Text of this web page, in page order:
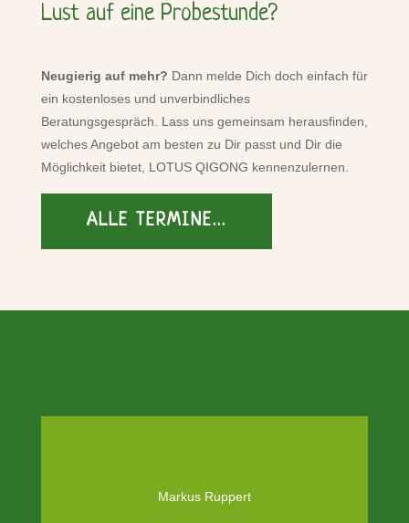
Lust auf eine Probestunde?
Neugierig auf mehr? Dann melde Dich doch einfach für
ein kostenloses und unverbindliches
Beratungsgespräch. Lass uns gemeinsam herausfinden,
welches Angebot am besten zu Dir passt und Dir die
Möglichkeit bietet, LOTUS QIGONG kennenzulernen.
ALLE TERMINE...
Markus Ruppert